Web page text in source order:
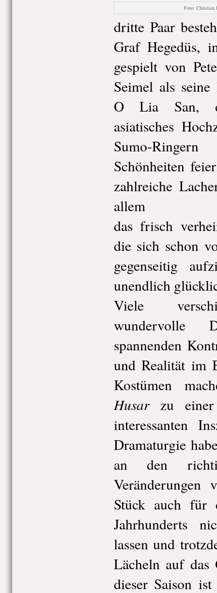
Foto: Christian
dritte Paar
Graf Hegedüs,
gespielt von
Seimel als
O Lia San,
asiatisches
Sumo-
Schönheiten
zahlreiche
das frisch
die sich schon
gegenseitig
unendlich
Viele
wundervolle
spannenden
und Realität im
Kostümen
Husarzu einer
interessanten
Dramaturgie
an den
Veränderungen
Stück auch für
Jahrhunderts
lassen und
Lächeln auf das
dieser Saison